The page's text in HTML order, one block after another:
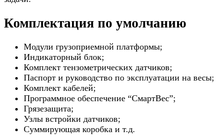
Комплектация по умолчанию
Модули грузоприемной платформы;
Индикаторный блок;
Комплект тензометрических датчиков;
Паспорт и руководство по эксплуатации на весы;
Комплект кабелей;
Программное обеспечение “СмартВес”;
Грязезащита;
Узлы встройки датчиков;
Суммирующая коробка и т.д.